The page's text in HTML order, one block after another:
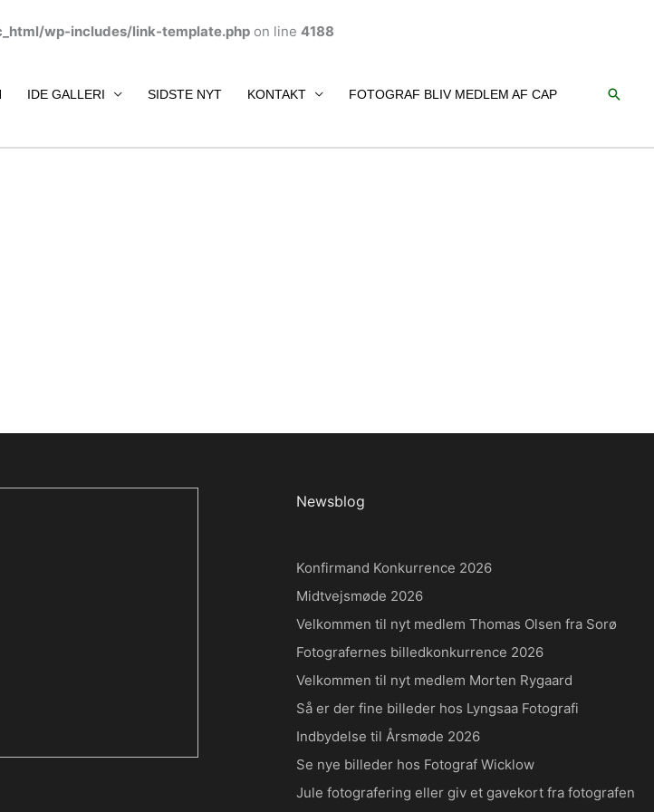
wp-includes/link-template.php on line 4188
IDE GALLERI SIDSTE NYT KONTAKT FOTOGRAF BLIV MEDLEM AF CAP Søg
Newsblog
Konfirmand Konkurrence 2026
Midtvejsmøde 2026
Velkommen til nyt medlem Thomas Olsen fra Sorø
Fotografernes billedkonkurrence 2026
Velkommen til nyt medlem Morten Rygaard
Så er der fine billeder hos Lyngsaa Fotografi
Indbydelse til Årsmøde 2026
Se nye billeder hos Fotograf Wicklow
Jule fotografering eller giv et gavekort fra fotografen